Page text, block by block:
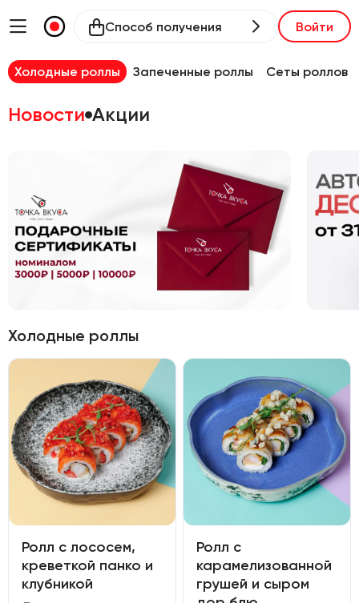
Способ получения Войти
Холодные роллы Запеченные роллы Сеты роллов
Новости Акции
Холодные роллы
Ролл с лососем,
креветкой панко и
клубникой
Ролл с
карамелизованной
грушей и сыром